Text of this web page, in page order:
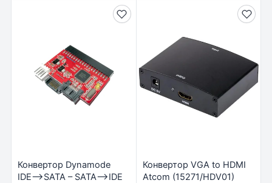
Конвертор Dynamode
IDE–>SATA – SATA–>IDE
Конвертор VGA to HDMI
Atcom (15271/HDV01)